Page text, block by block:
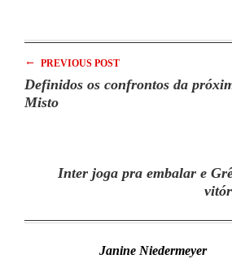
← PREVIOUS POST
Definidos os confrontos da
Misto
Inter joga pra embalar e
Janine Niedermeyer